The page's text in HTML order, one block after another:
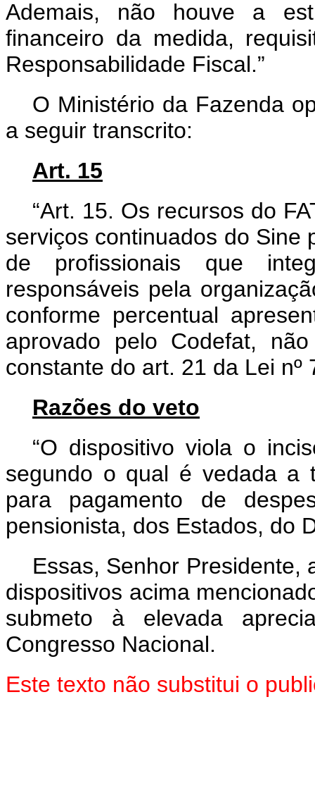
Ademais, não houve a
financeiro da medida,
Responsabilidade Fiscal.”
O Ministério da Fazenda
a seguir transcrito:
Art. 15
“Art. 15. Os recursos do
serviços continuados do Sine
de profissionais que
responsáveis pela
conforme percentual
aprovado pelo Codefat,
constante do art. 21 da Lei nº
Razões do veto
“O dispositivo viola o
segundo o qual é vedada a
para pagamento de
pensionista, dos Estados, do
Essas, Senhor Presidente,
dispositivos acima
submeto à elevada
Congresso Nacional.
Este texto não substitui o